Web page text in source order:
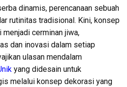
dinamis, perencanaan sebuah
rutinitas tradisional. Kini, konsep
cerminan jiwa,
dan inovasi dalam setiap
ulasan mendalam
yang didesain untuk
melalui konsep dekorasi yang